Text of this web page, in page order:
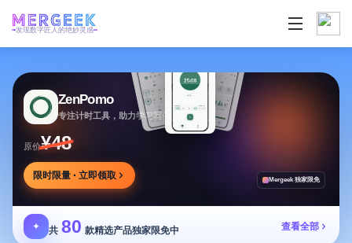
发现数字匠人的绝妙灵感
ZenPomo
原价¥48
限时限量 · 立即领取 Mergeek 独家限免
✦ 共 80 款精选产品独家限免中 查看全部